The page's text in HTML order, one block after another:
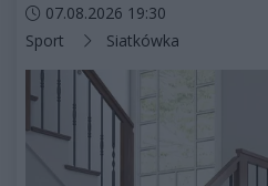
Data dodania artykułu:
07.08.2026 19:30
Kategorie artykułu:
Sport Siatkówka